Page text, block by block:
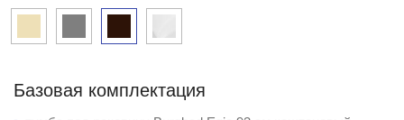
Базовая комплектация